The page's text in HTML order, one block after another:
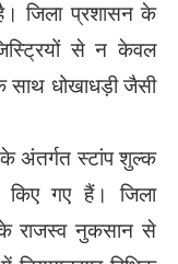
जिला प्रशासन के
से न केवल
साथ धोखाधड़ी जैसी
के अंतर्गत स्टांप शुल्क
किए गए हैं। जिला
राजस्व नुकसान से